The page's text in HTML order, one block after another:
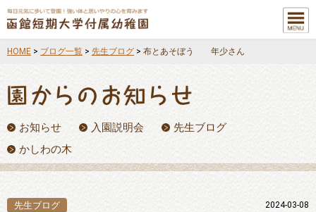
メニュ
HOME > ブログ一覧 > 先生ブログ > 布とあそぼう 年少さん
お知らせ 入園説明会
先生ブログ
かしわの木
先生ブログ 2024-03-08